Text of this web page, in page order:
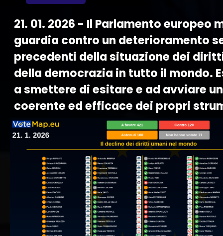
21. 01. 2026 - Il Parlamento europeo
guardia contro un deterioramento
precedenti della situazione dei
della democrazia in tutto il mondo.
a smettere di esitare e ad avviare
coerente ed efficace dei propri